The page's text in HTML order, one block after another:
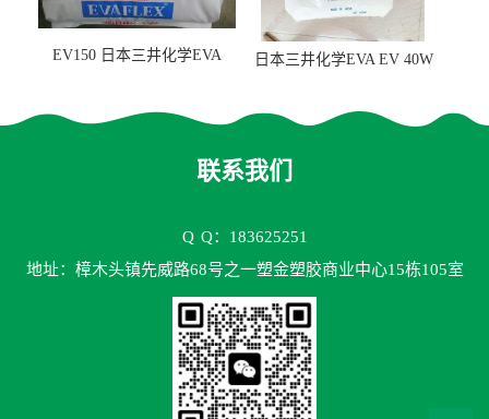
EV150 日本三井化学EVA
日本三井化学EVA EV 40W
联系我们
Q Q：183625251
地址：樟木头镇先威路68号之一塑金塑胶商业中心15栋105室